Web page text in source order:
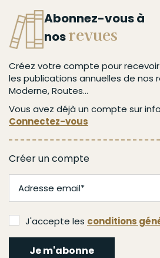
Abonnez-vous à
nosrevues
Créez votre compte pour
les publications annuelles de nos
Moderne, Routes...
Vous avez déjà un compte sur
Connectez-vous
Créer un compte
J'accepte les conditions
Je m'abonne